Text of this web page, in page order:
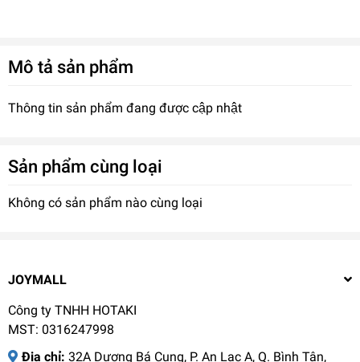
Mô tả sản phẩm
Thông tin sản phẩm đang được cập nhật
Sản phẩm cùng loại
Không có sản phẩm nào cùng loại
JOYMALL
Công ty TNHH HOTAKI
MST: 0316247998
Địa chỉ: 32A Dương Bá Cung, P. An Lạc A, Q. Bình Tân,